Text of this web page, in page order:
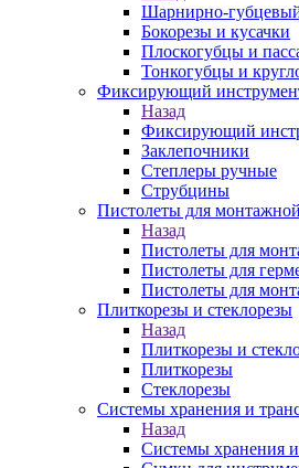
Шарнирно-
Бокорезы и кусачки
Плоскогубцы и
Тонкогубцы и
Фиксирующий
Назад
Фиксирующий
Заклепочники
Степлеры ручные
Струбцины
Пистолеты для
Назад
Пистолеты для
Пистолеты для
Пистолеты для
Плиткорезы и стеклорезы
Назад
Плиткорезы и
Плиткорезы
Стеклорезы
Системы хранения и
Назад
Системы хранения